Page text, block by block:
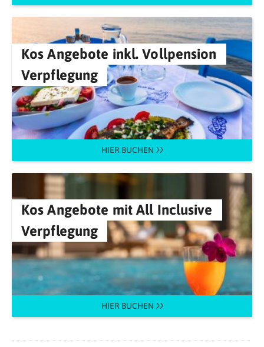
Kos Angebote inkl. Vollpension
Verpflegung
HIER BUCHEN
Kos Angebote mit All Inclusive
Verpflegung
HIER BUCHEN